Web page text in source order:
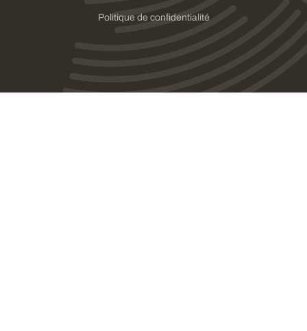
Politique de confidentialité